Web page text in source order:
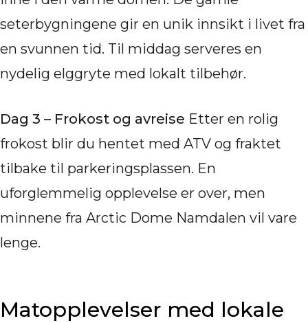
seterbygningene gir en unik innsikt i livet fra
en svunnen tid. Til middag serveres en
nydelig elggryte med lokalt tilbehør.
Dag 3 – Frokost og avreise Etter en rolig
frokost blir du hentet med ATV og fraktet
tilbake til parkeringsplassen. En
uforglemmelig opplevelse er over, men
minnene fra Arctic Dome Namdalen vil vare
lenge.
Matopplevelser med lokale